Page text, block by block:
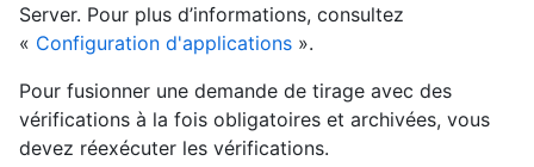
Server. Pour plus d’informations, consultez
« Configuration d'applications ».
Pour fusionner une demande de tirage avec des
vérifications à la fois obligatoires et archivées, vous
devez réexécuter les vérifications.